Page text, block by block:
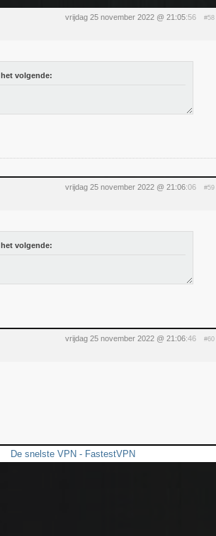
vrijdag 25 november 2022 @ 21:05:56 #58
het volgende:
vrijdag 25 november 2022 @ 21:06:06 #59
het volgende:
vrijdag 25 november 2022 @ 21:06:46 #60
De snelste VPN - FastestVPN